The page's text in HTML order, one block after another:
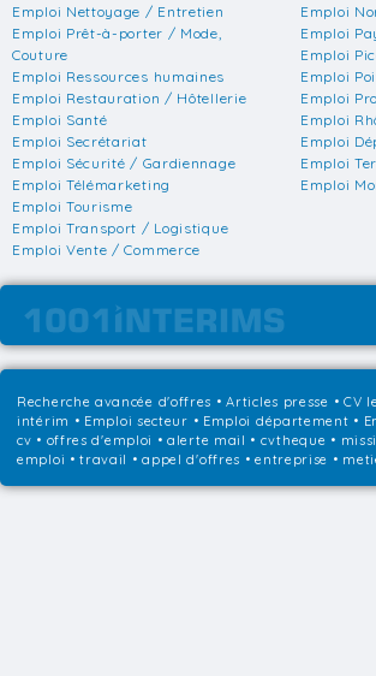
Emploi Nettoyage / Entretien
Emploi Prêt-à-porter / Mode,
Couture
Emploi Ressources humaines
Emploi Restauration / Hôtellerie
Emploi Santé
Emploi Secrétariat
Emploi Sécurité / Gardiennage
Emploi Télémarketing
Emploi Tourisme
Emploi Transport / Logistique
Emploi Vente / Commerce
Emploi
Emploi
Emploi
Emploi
Emploi
Emploi
Emploi
Emploi
Emploi
Recherche avancée d'offres •Articles presse • CV
intérim • Emploi secteur • Emploi département •
cv • offres d'emploi • alerte mail • cvtheque •
emploi • travail • appel d'offres • entreprise •